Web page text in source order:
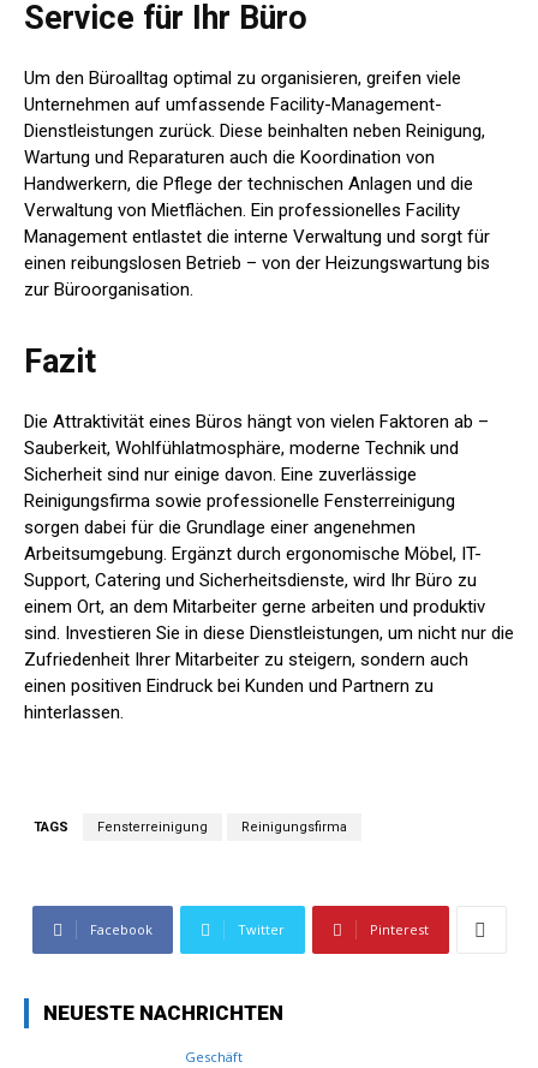
Service für Ihr Büro
Um den Büroalltag optimal zu organisieren, greifen viele
Unternehmen auf umfassende Facility-Management-
Dienstleistungen zurück. Diese beinhalten neben Reinigung,
Wartung und Reparaturen auch die Koordination von
Handwerkern, die Pflege der technischen Anlagen und die
Verwaltung von Mietflächen. Ein professionelles Facility
Management entlastet die interne Verwaltung und sorgt für
einen reibungslosen Betrieb – von der Heizungswartung bis
zur Büroorganisation.
Fazit
Die Attraktivität eines Büros hängt von vielen Faktoren ab –
Sauberkeit, Wohlfühlatmosphäre, moderne Technik und
Sicherheit sind nur einige davon. Eine zuverlässige
Reinigungsfirma sowie professionelle Fensterreinigung
sorgen dabei für die Grundlage einer angenehmen
Arbeitsumgebung. Ergänzt durch ergonomische Möbel, IT-
Support, Catering und Sicherheitsdienste, wird Ihr Büro zu
einem Ort, an dem Mitarbeiter gerne arbeiten und produktiv
sind. Investieren Sie in diese Dienstleistungen, um nicht nur die
Zufriedenheit Ihrer Mitarbeiter zu steigern, sondern auch
einen positiven Eindruck bei Kunden und Partnern zu
hinterlassen.
TAGS Fensterreinigung Reinigungsfirma
Facebook Twitter Pinterest
NEUESTE NACHRICHTEN
Geschäft